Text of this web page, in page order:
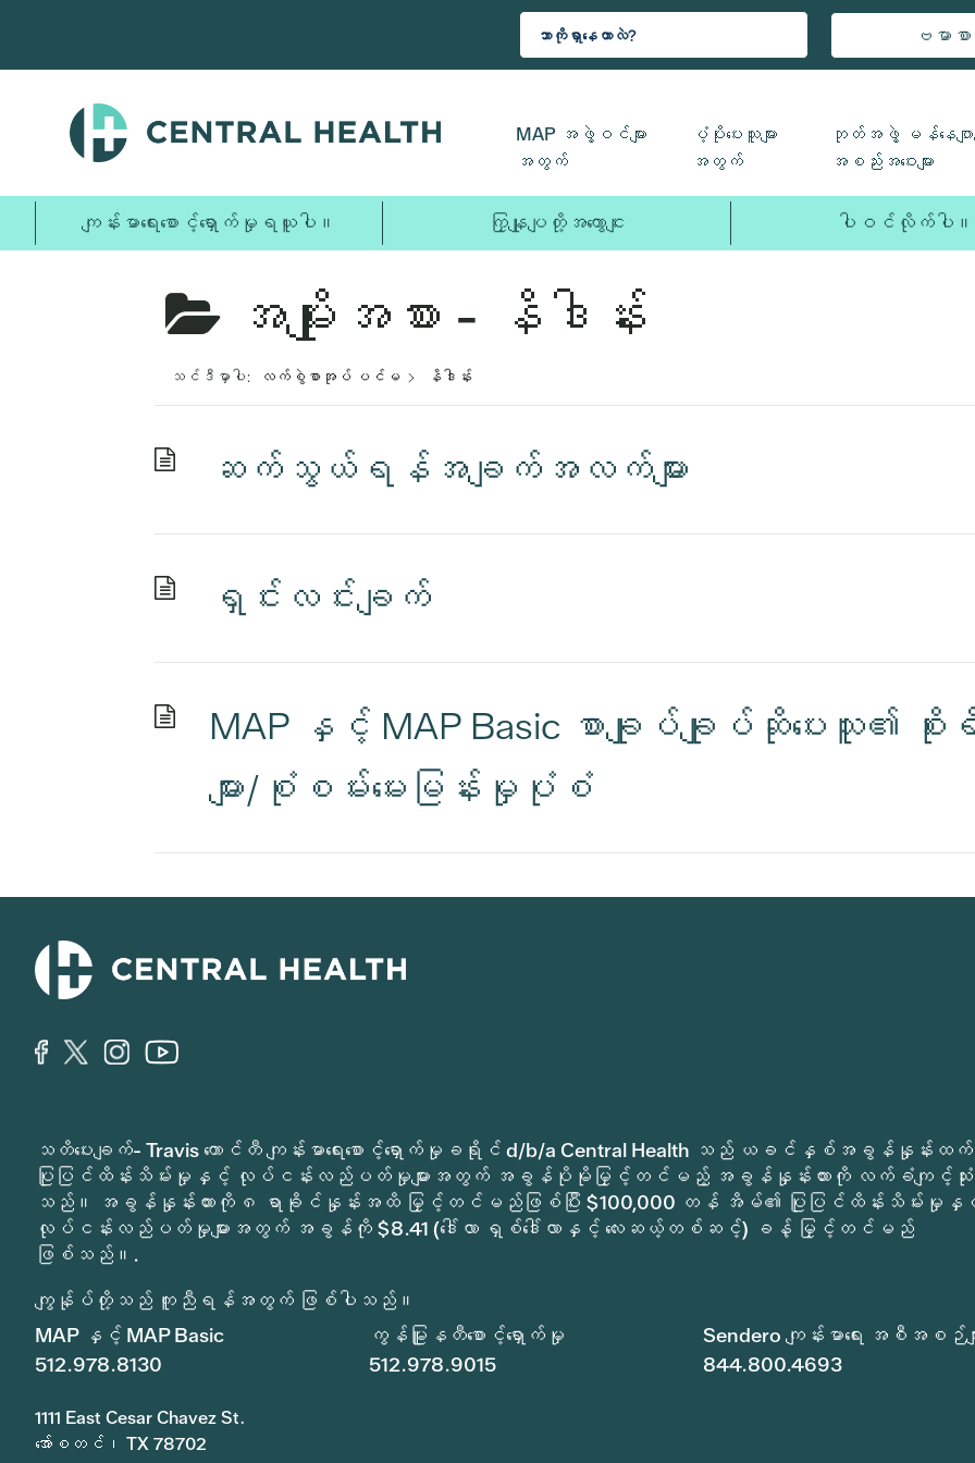
သို့
ပါ။
ဗမာစာ
MAP အဖွဲ့ဝင်များ
အတွက်
ပံ့ပိုးပေးသူများ
အတွက်
ဘုတ်အဖွဲ့ မန်နေဂျာ
အစည်းအဝေးများ
ကျန်းမာရေးစောင့်ရှောက်မှုရယူပါ။ ကြှနျုပျတို့အကွောငျး ပါဝင်လိုက်ပါ။
အမျိုးအစား - နိဒါန်း
သင်ဒီမှာပါ: လက်စွဲစာအုပ် ပင်မ နိဒါန်း
ဆက်သွယ်ရန်အချက်အလက်များ
ရှင်းလင်းချက်
MAP နှင့် MAP Basic စာချုပ်ချုပ်ဆိုပေးသူ၏ စို
များ/စုံစမ်းမေးမြန်းမှုပုံစံ
သတိပေးချက်- Travis ကောင်တီ ကျန်းမာရေးစောင့်ရှောက်မှုခရိုင် d/b/a Central Health သည် ယခင်နှစ်အခွန်နှုန်းထက်
ပြုပြင်ထိန်းသိမ်းမှုနှင့် လုပ်ငန်းလည်ပတ်မှုများအတွက် အခွန်ပိုမိုမြှင့်တင်မည့် အခွန်နှုန်းထားကို လက်ခံကျင့်သုံ
သည်။ အခွန်နှုန်းထားကို ၈ ရာခိုင်နှုန်းအထိ မြှင့်တင်မည်ဖြစ်ပြီး $100,000 တန် အိမ်၏ ပြုပြင်ထိန်းသိမ်းမှုနှ
လုပ်ငန်းလည်ပတ်မှုများအတွက် အခွန်ကို $8.41 (ဒေါ်လာ ရှစ်ဒေါ်လာနှင့် လေးဆယ့်တစ်ဆင့်) ခန့် မြှင့်တင်မည်
ဖြစ်သည်။.
ကျွန်ုပ်တို့သည် ကူညီရန်အတွက် ဖြစ်ပါသည်။
MAP နှင့် MAP Basic
512.978.8130
ကွန်မြူနတီစောင့်ရှောက်မှု
512.978.9015
Sendero ကျန်းမာရေး အစီအစဉ်မျ
844.800.4693
1111 East Cesar Chavez St.
အော်စတင်၊ TX 78702